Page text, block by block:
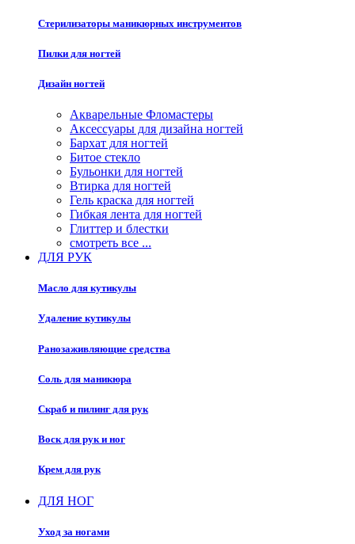
Стерилизаторы маникюрных инструментов
Пилки для ногтей
Дизайн ногтей
Акварельные Фломастеры
Аксессуары для дизайна ногтей
Бархат для ногтей
Битое стекло
Бульонки для ногтей
Втирка для ногтей
Гель краска для ногтей
Гибкая лента для ногтей
Глиттер и блестки
смотреть все ...
ДЛЯ РУК
Масло для кутикулы
Удаление кутикулы
Ранозаживляющие средства
Соль для маникюра
Скраб и пилинг для рук
Воск для рук и ног
Крем для рук
ДЛЯ НОГ
Уход за ногами